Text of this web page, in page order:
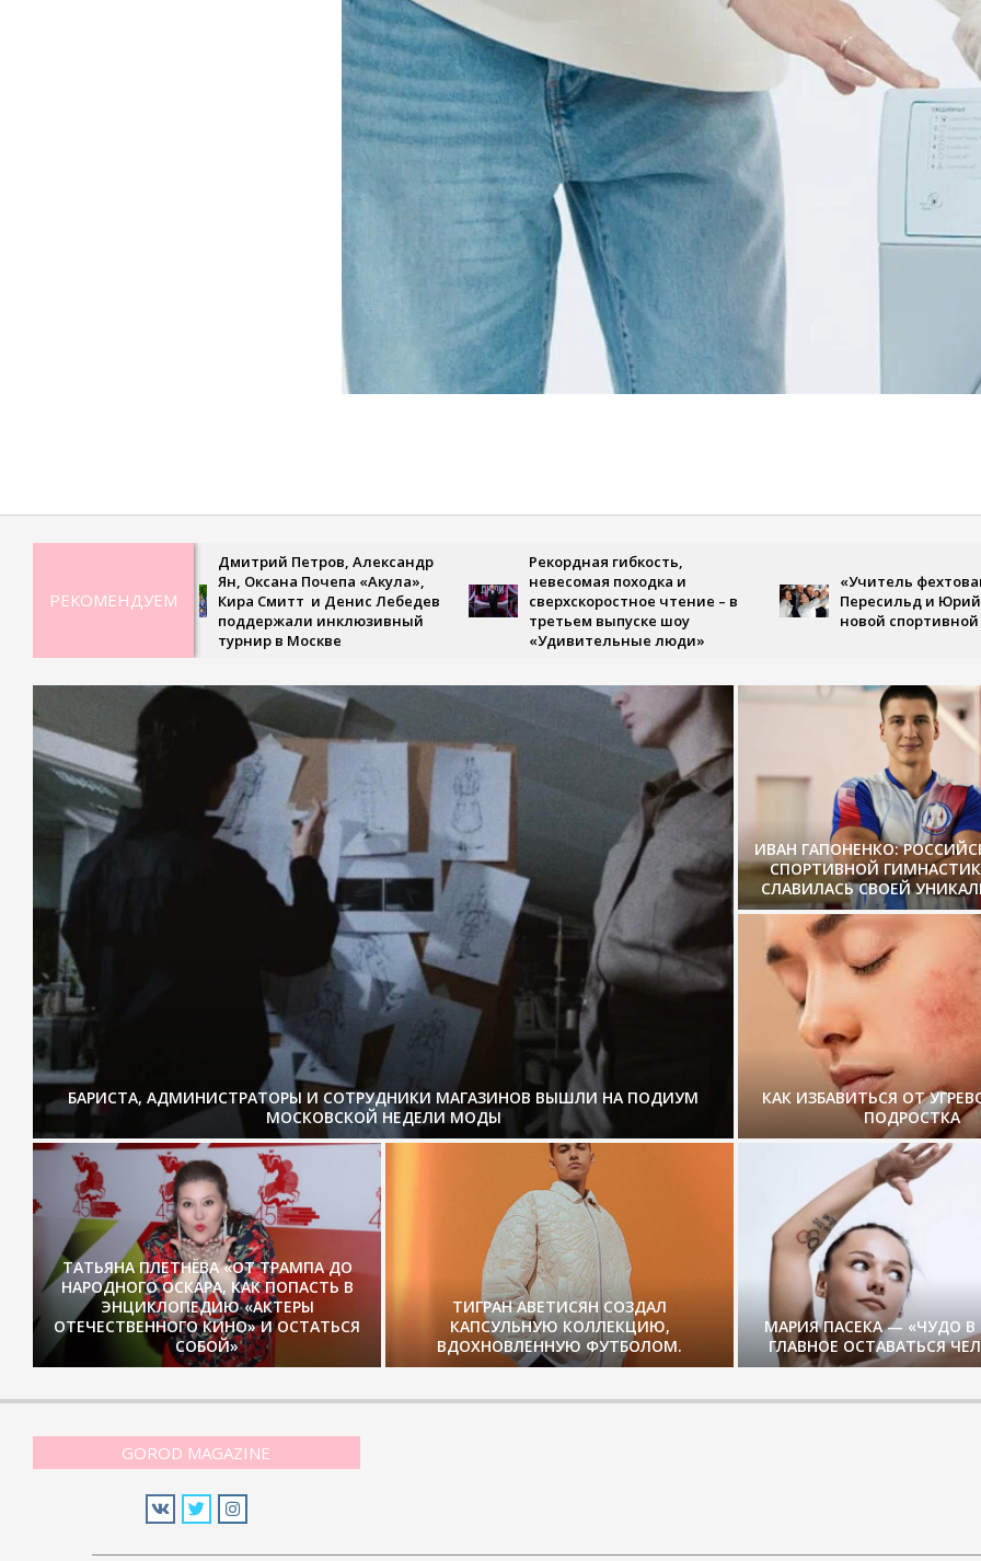
12-
РЕКОМЕНДУЕМ
Дмитрий Петров, Александр
Ян, Оксана Почепа «Акула»,
Кира Смитт и Денис Лебедев
поддержали инклюзивный
турнир в Москве
Рекордная гибкость,
невесомая походка и
сверхскоростное чтение – в
третьем выпуске шоу
«Удивительные люди»
«Учитель фехтования»:
Пересильд и Юрий
новой спортивной драме
БАРИСТА, АДМИНИСТРАТОРЫ И СОТРУДНИКИ МАГАЗИНОВ ВЫШЛИ НА ПОДИУМ
МОСКОВСКОЙ НЕДЕЛИ МОДЫ
ИВАН ГАПОНЕНКО:
СПОРТИВНОЙ
СЛАВИЛАСЬ СВОЕЙ
КАК ИЗБАВИТЬСЯ ОТ
ПОДРОСТКА
ТАТЬЯНА ПЛЕТНЁВА «ОТ ТРАМПА ДО
НАРОДНОГО ОСКАРА, КАК ПОПАСТЬ В
ЭНЦИКЛОПЕДИЮ «АКТЕРЫ
ОТЕЧЕСТВЕННОГО КИНО» И ОСТАТЬСЯ
СОБОЙ»
ТИГРАН АВЕТИСЯН СОЗДАЛ
КАПСУЛЬНУЮ КОЛЛЕКЦИЮ,
ВДОХНОВЛЕННУЮ ФУТБОЛОМ.
МАРИЯ ПАСЕКА — «ЧУДО
ГЛАВНОЕ ОСТАВАТЬСЯ
GOROD MAGAZINE